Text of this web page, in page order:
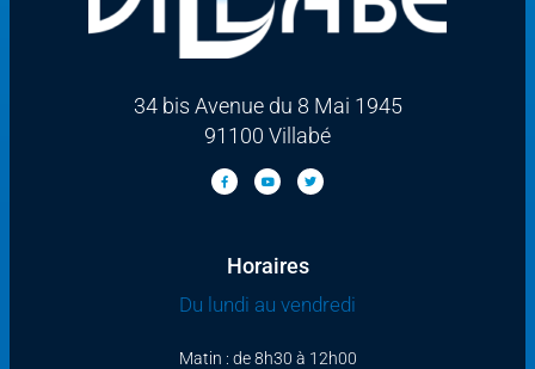
34 bis Avenue du 8 Mai 1945
91100 Villabé
Horaires
Du lundi au vendredi
Matin : de 8h30 à 12h00